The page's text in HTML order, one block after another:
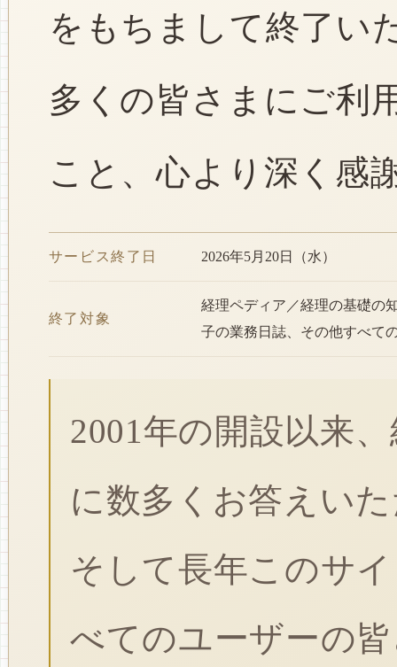
をもちまして終了い
多くの皆さまにご利
こと、心より深く感
サービス終了日 2026年5月20日（水）
終了対象
経理ペディア／経理の基礎の
子の業務日誌、その他すべて
2001年の開設以来
に数多くお答えい
そして長年このサ
べてのユーザーの